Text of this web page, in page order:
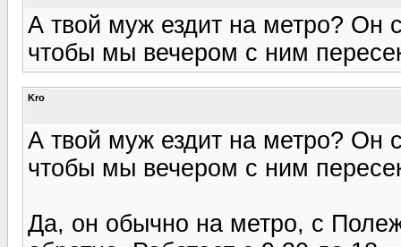
А твой муж ездит на метро? Он
чтобы мы вечером с ним
Kro
А твой муж ездит на метро? Он
чтобы мы вечером с ним
Да, он обычно на метро, с